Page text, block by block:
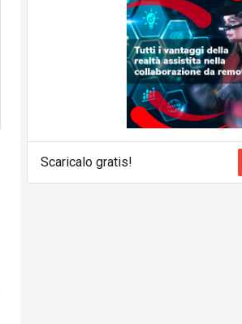
Scaricalo gratis!